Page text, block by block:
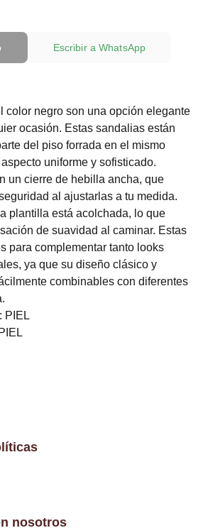
Escribir a WhatsApp
color negro son una opción elegante
ocasión. Estas sandalias están
del piso forrada en el mismo
uniforme y sofisticado.
un cierre de hebilla ancha, que
al ajustarlas a tu medida.
plantilla está acolchada, lo que
de suavidad al caminar. Estas
para complementar tanto looks
ya que su diseño clásico y
combinables con diferentes
PIEL
nosotros